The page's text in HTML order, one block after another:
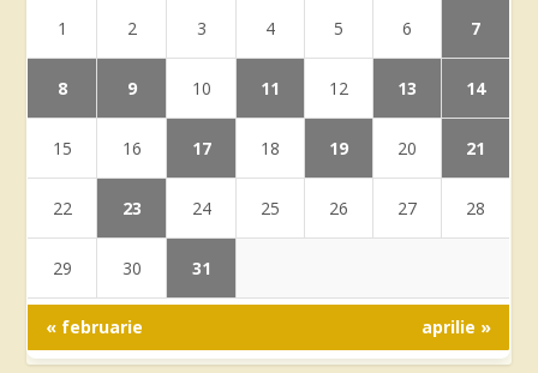
1 2 3 4 5 6 7
8 9 10 11 12 13 14
15 16 17 18 19 20 21
22 23 24 25 26 27 28
29 30 31
« februarie aprilie »